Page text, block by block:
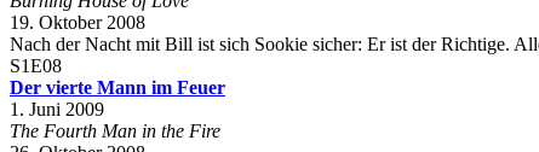
19. Oktober 2008
Nach der Nacht mit Bill ist sich Sookie sicher: Er ist der Richtige.
S1E08
Der vierte Mann im Feuer
1. Juni 2009
The Fourth Man in the Fire